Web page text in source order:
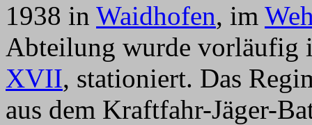
1938 in Waidhofen, im
Abteilung wurde vorläufig
XVII, stationiert. Das
aus dem Kraftfahr-Jäger-